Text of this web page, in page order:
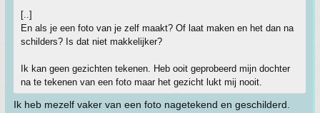
[..]
En als je een foto van je zelf maakt? Of laat maken en het dan na
schilders? Is dat niet makkelijker?
Ik kan geen gezichten tekenen. Heb ooit geprobeerd mijn dochter
na te tekenen van een foto maar het gezicht lukt mij nooit.
Ik heb mezelf vaker van een foto nagetekend en geschilderd.